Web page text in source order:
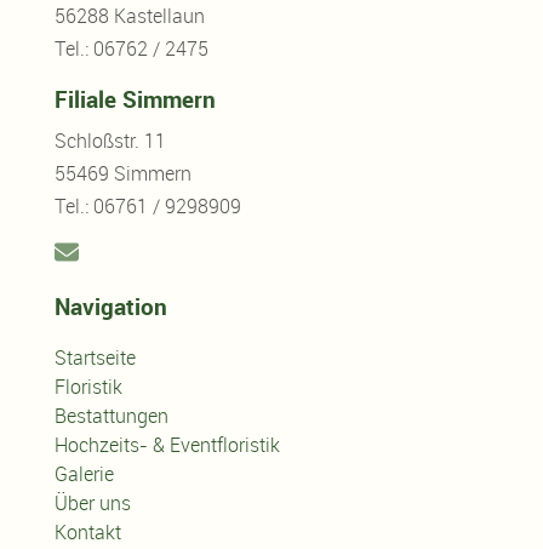
56288 Kastellaun
Tel.: 06762 / 2475
Filiale Simmern
Schloßstr. 11
55469 Simmern
Tel.: 06761 / 9298909
Navigation
Startseite
Floristik
Bestattungen
Hochzeits- & Eventfloristik
Galerie
Über uns
Kontakt